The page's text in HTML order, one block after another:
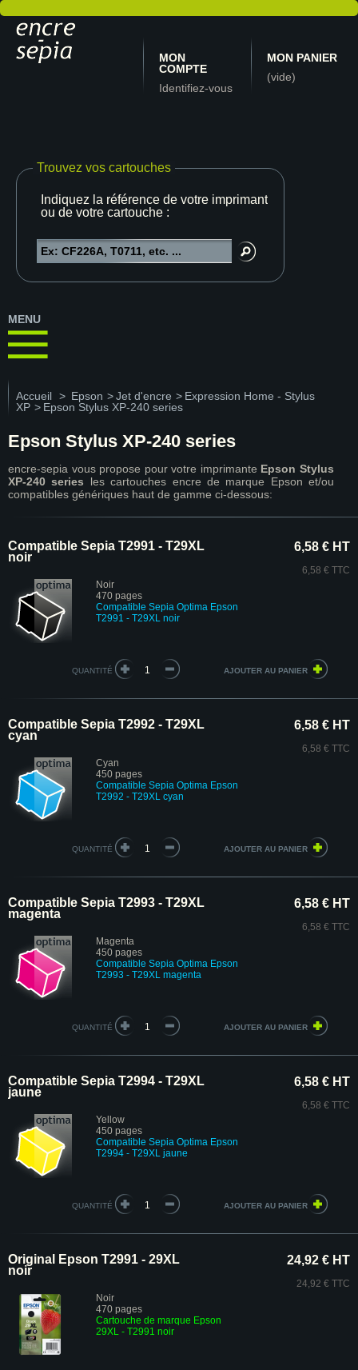
MON
COMPTE
Identifiez-vous
MON PANIER
(vide)
Trouvez vos cartouches
Indiquez la référence de votre imprimante
ou de votre cartouche :
MENU
Accueil > Epson >Jet d'encre > Expression Home - Stylus
XP > Epson Stylus XP-240 series
Epson Stylus XP-240 series
encre-sepia vous propose pour votre imprimante Epson Stylus
XP-240 series les cartouches encre de marque Epson et/ou
compatibles génériques haut de gamme ci-dessous:
Compatible Sepia T2991 - T29XL
noir
Noir
470 pages
Compatible Sepia Optima Epson
T2991 - T29XL noir
6,58 € HT
6,58 € TTC
QUANTITÉ
Compatible Sepia T2992 - T29XL
cyan
Cyan
450 pages
Compatible Sepia Optima Epson
T2992 - T29XL cyan
6,58 € HT
6,58 € TTC
QUANTITÉ
Compatible Sepia T2993 - T29XL
magenta
Magenta
450 pages
Compatible Sepia Optima Epson
T2993 - T29XL magenta
6,58 € HT
6,58 € TTC
QUANTITÉ
Compatible Sepia T2994 - T29XL
jaune
Yellow
450 pages
Compatible Sepia Optima Epson
T2994 - T29XL jaune
6,58 € HT
6,58 € TTC
QUANTITÉ
Original Epson T2991 - 29XL
noir
Noir
470 pages
Cartouche de marque Epson
29XL - T2991 noir
24,92 € HT
24,92 € TTC